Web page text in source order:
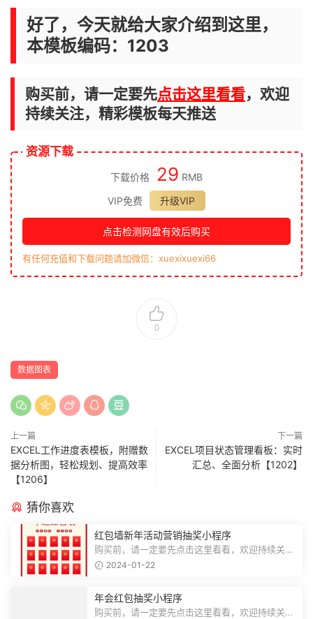
好了，今天就给大家介绍到这里，
本模板编码：1203
购买前，请一定要先点击这里看看，欢迎
持续关注，精彩模板每天推送
资源下载
下载价格 29 RMB
VIP免费
升级VIP
点击检测网盘有效后购买
有任何充值和下载问题请加微信：xuexixuexi66
0
数据图表
上一篇
EXCEL工作进度表模板，附赠数
据分析图，轻松规划、提高效率
【1206】
下一篇
EXCEL项目状态管理看板：实时
汇总、全面分析【1202】
猜你喜欢
红包墙新年活动营销抽奖小程序
购买前，请一定要先点击这里看看，欢迎持续关
注，精彩模板每天推送预览结束，需要...
2024-01-22
年会红包抽奖小程序
购买前，请一定要先点击这里看看，欢迎持续关